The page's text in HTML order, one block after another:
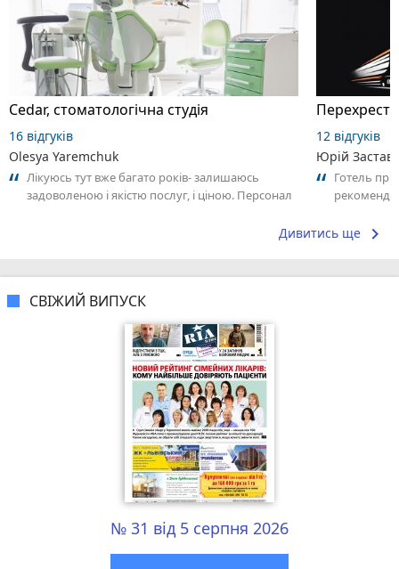
Cedar, стоматологічна студія
16 відгуків
Olesya Yaremchuk
Лікуюсь тут вже багато років- залишаюсь
задоволеною і якістю послуг, і ціною. Персонал
12 відгуків
Юрій
Готель
Дивитись ще keyboard_arrow_right
СВІЖИЙ ВИПУСК
№ 31 від 5 серпня 2026